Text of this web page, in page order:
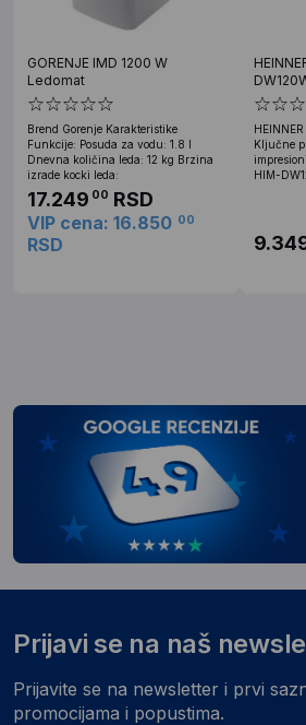
GORENJE IMD 1200 W
Ledomat
Brend Gorenje Karakteristike
Funkcije: Posuda za vodu: 1.8 l
Dnevna količina leda: 12 kg Brzina
izrade kocki leda:
17.249 00 RSD
VIP cena: 16.850 00
RSD
Ključne
HIM-
Prijavi se na naš
Prijavite se na newsletter i prvi
promocijama i popustima.